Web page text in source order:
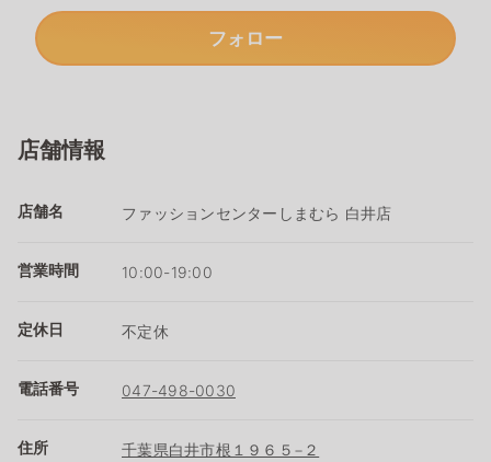
フォロー
店舗情報
店舗名 ファッションセンターしまむら 白井店
営業時間 10:00-19:00
定休日 不定休
電話番号 047-498-0030
住所 千葉県白井市根１９６５−２